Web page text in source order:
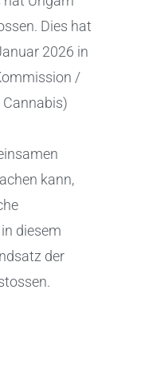
Dies hat
2026 in
/
kann,
diesem
der